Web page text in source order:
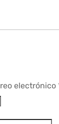
electrónico